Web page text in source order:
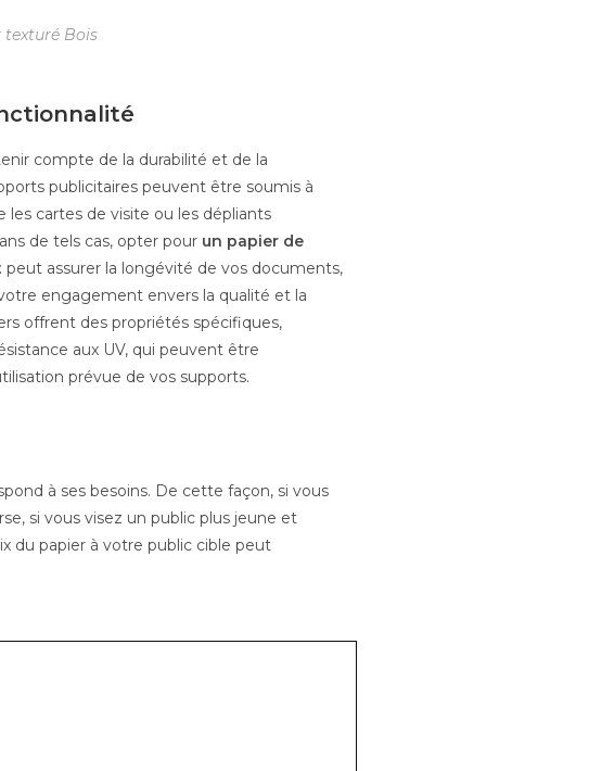
texturé Bois
compte de la durabilité et de la
publicitaires peuvent être soumis à
les cartes de visite ou les dépliants
de tels cas, opter pour un papier de
peut assurer la longévité de vos documents,
engagement envers la qualité et la
offrent des propriétés spécifiques,
aux UV, qui peuvent être
prévue de vos supports.
à ses besoins. De cette façon, si vous
si vous visez un public plus jeune et
du papier à votre public cible peut